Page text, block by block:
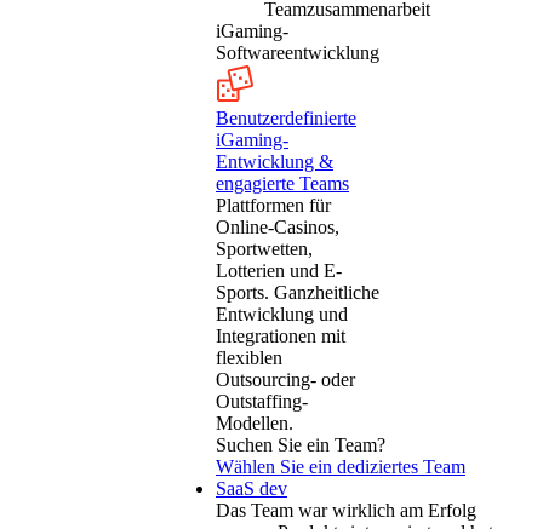
Teamzusammenarbeit
iGaming-
Softwareentwicklung
Benutzerdefinierte
iGaming-
Entwicklung &
engagierte Teams
Plattformen für
Online-Casinos,
Sportwetten,
Lotterien und E-
Sports. Ganzheitliche
Entwicklung und
Integrationen mit
flexiblen
Outsourcing- oder
Outstaffing-
Modellen.
Suchen Sie ein Team?
Wählen Sie ein dediziertes Team
SaaS dev
Das Team war wirklich am Erfolg